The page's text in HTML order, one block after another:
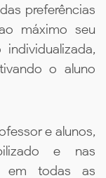
preferências
máximo seu
o aluno
e alunos,
e nas
em todas as